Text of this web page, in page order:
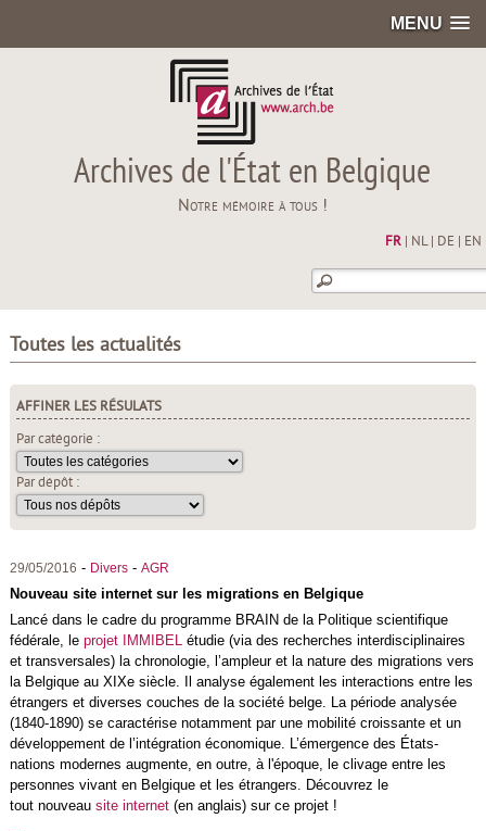
MENU
Archives de l'État en Belgique
Notre mémoire à tous !
FR| NL| DE EN
Toutes les actualités
AFFINER LES RÉSULATS
Par catégorie :
Par dépôt :
29/05/2016 - Divers- AGR
Nouveau site internet sur les migrations en Belgique
Lancé dans le cadre du programme BRAIN de la Politique scientifique
fédérale, le projet IMMIBELétudie (via des recherches interdisciplinaires
et transversales) la chronologie, l’ampleur et la nature des migrations vers
la Belgique au XIXe siècle. Il analyse également les interactions entre les
étrangers et diverses couches de la société belge. La période analysée
(1840-1890) se caractérise notamment par une mobilité croissante et un
développement de l’intégration économique. L’émergence des États-
nations modernes augmente, en outre, à l'époque, le clivage entre les
personnes vivant en Belgique et les étrangers. Découvrez le
tout nouveau site internet(en anglais) sur ce projet !